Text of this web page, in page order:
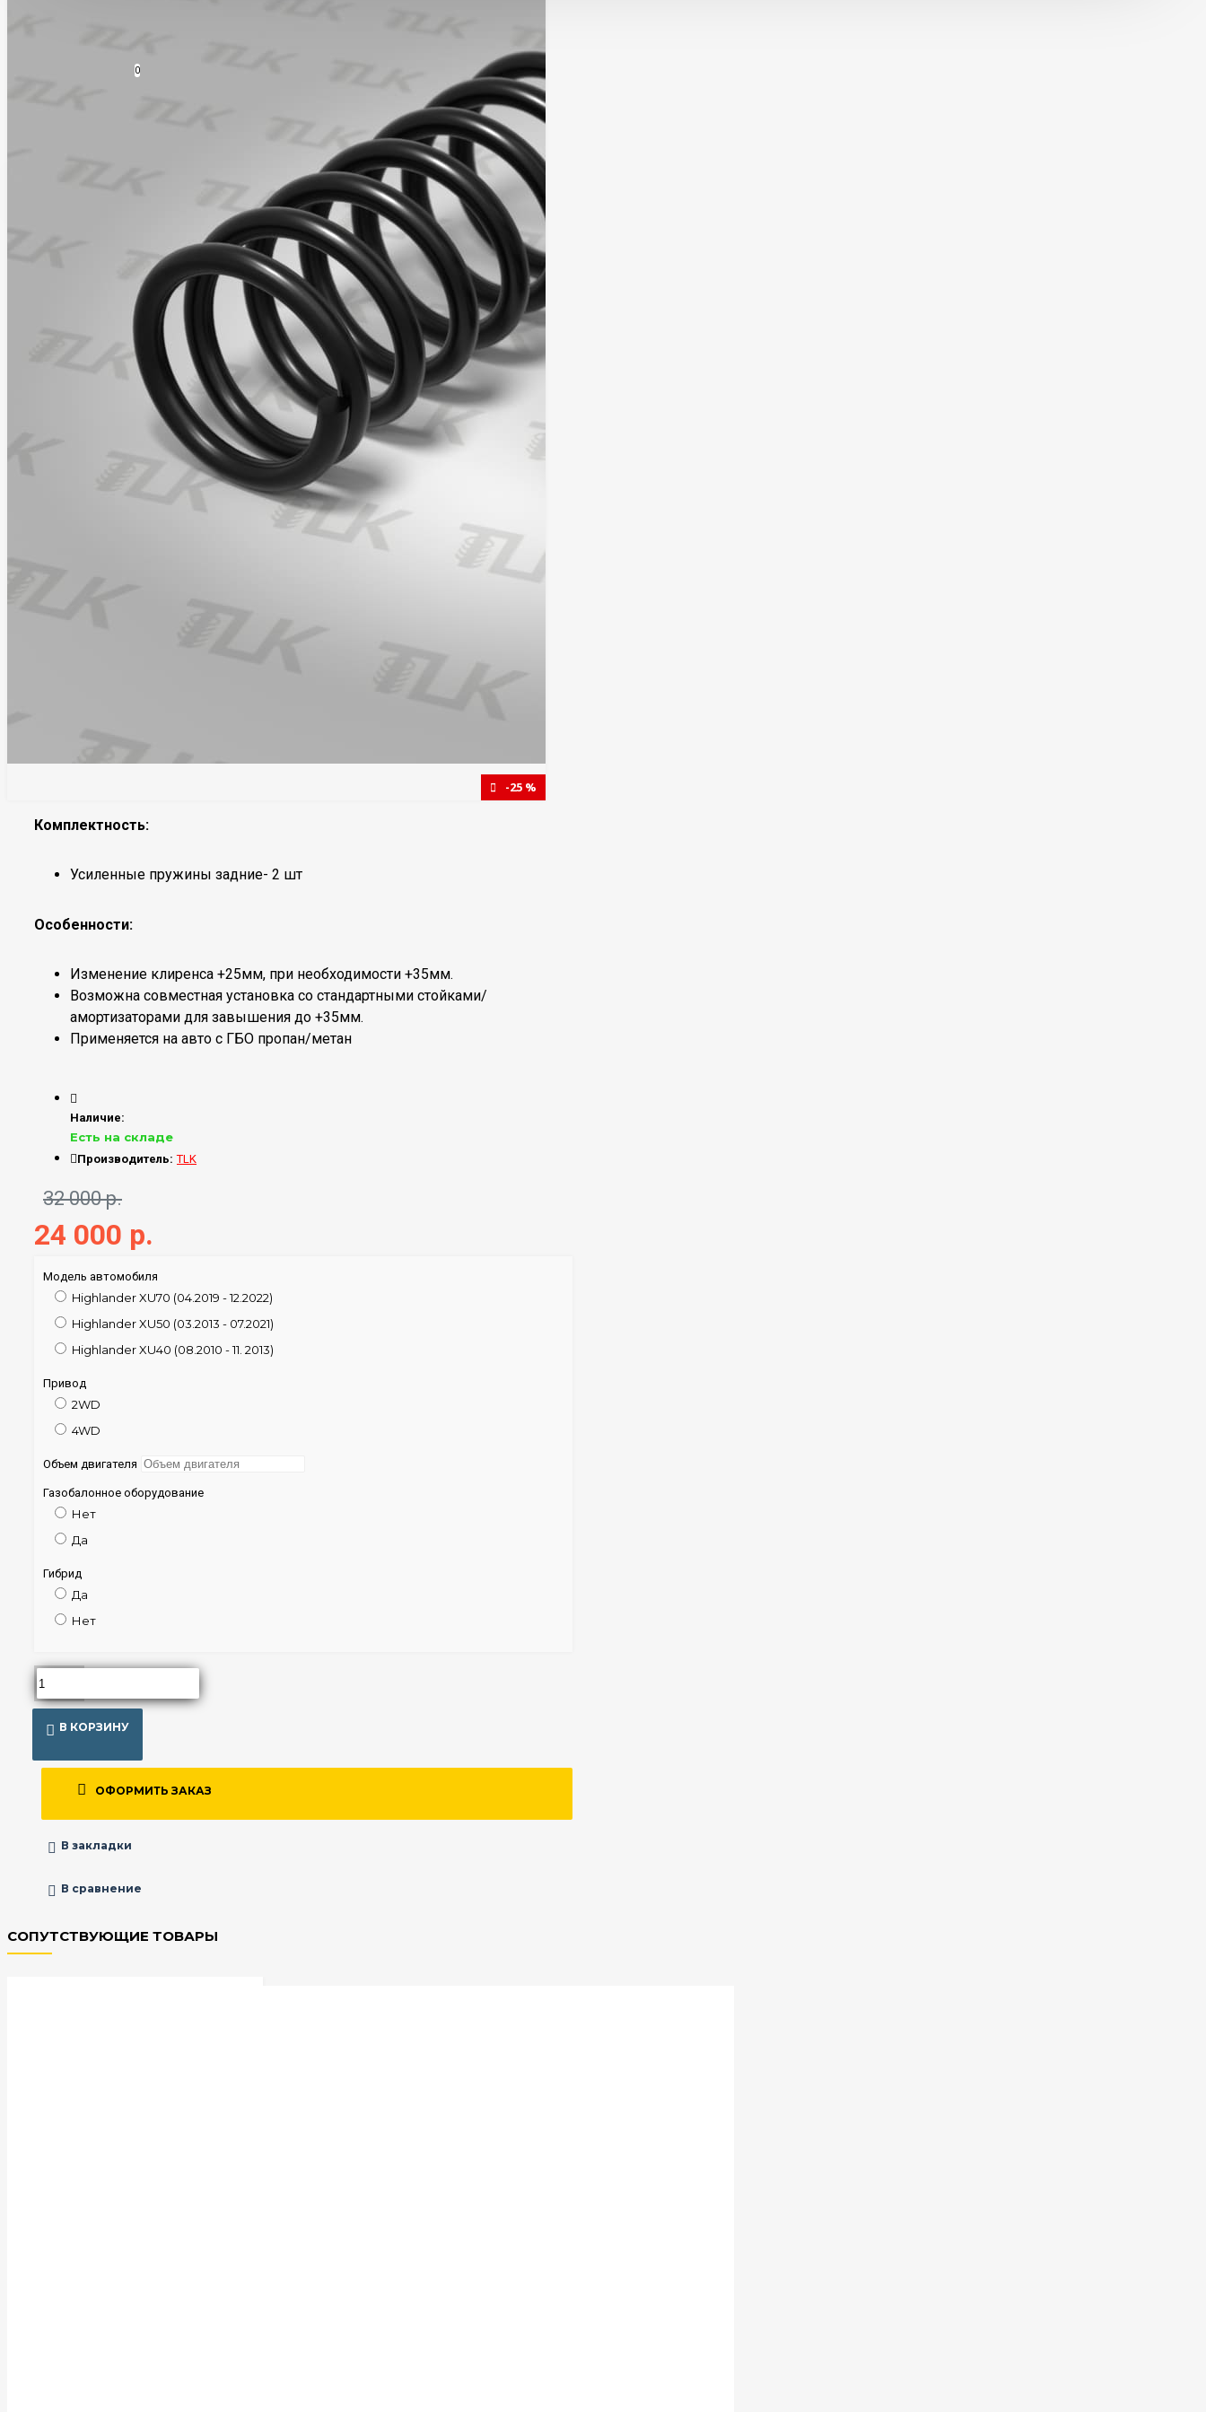
Усиленная подвеска Toyota Land Cruiser 200
Усиленная подвеска Toyota Highlander
Усиленная подвеска Toyota RAV4
Nissan Murano Z52
0
-25 %
Комплектность:
Усиленные пружины задние- 2 шт
Особенности:
Изменение клиренса +25мм, при необходимости +35мм.
Возможна совместная установка со стандартными стойками/
амортизаторами для завышения до +35мм.
Применяется на авто с ГБО пропан/метан
32 000 р.
24 000 р.
Наличие:
Есть на складе
Производитель: TLK
Модель автомобиля
Highlander XU70 (04.2019 - 12.2022)
Highlander XU50 (03.2013 - 07.2021)
Highlander XU40 (08.2010 - 11. 2013)
Привод
2WD
4WD
Объем двигателя
Газобалонное оборудование
Нет
Да
Гибрид
Да
Нет
В КОРЗИНУ
ОФОРМИТЬ ЗАКАЗ
В закладки
В сравнение
СОПУТСТВУЮЩИЕ ТОВАРЫ